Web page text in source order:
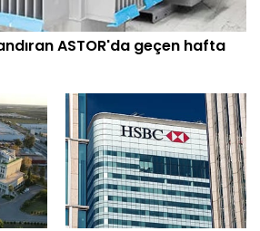
ASTOR'da geçen hafta